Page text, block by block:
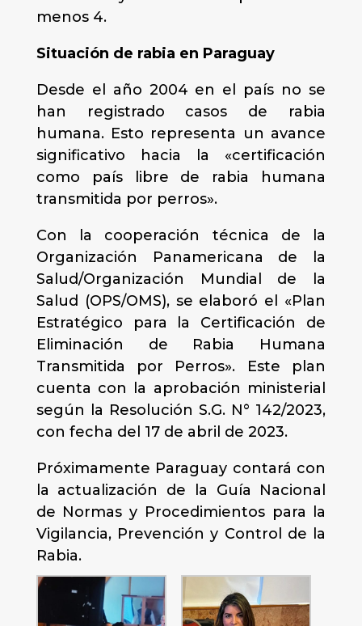
menos 4.
Situación de rabia en Paraguay
Desde el año 2004 en el país no se
han registrado casos de rabia
humana. Esto representa un avance
significativo hacia la «certificación
como país libre de rabia humana
transmitida por perros».
Con la cooperación técnica de la
Organización Panamericana de la
Salud/Organización Mundial de la
Salud (OPS/OMS), se elaboró el «Plan
Estratégico para la Certificación de
Eliminación de Rabia Humana
Transmitida por Perros». Este plan
cuenta con la aprobación ministerial
según la Resolución S.G. N° 142/2023,
con fecha del 17 de abril de 2023.
Próximamente Paraguay contará con
la actualización de la Guía Nacional
de Normas y Procedimientos para la
Vigilancia, Prevención y Control de la
Rabia.